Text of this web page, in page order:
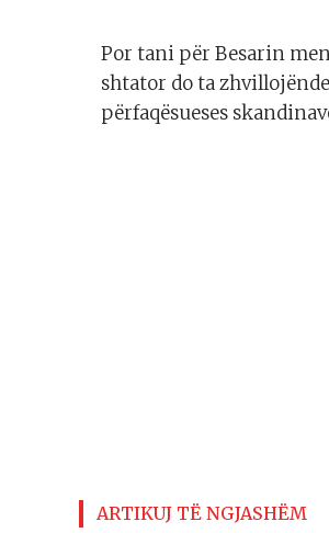
Por tani për Besarin
shtator do ta
përfaqësueses
ARTIKUJ TË NGJASHËM